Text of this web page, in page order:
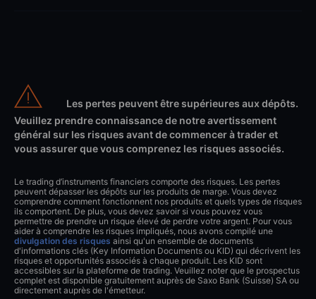
Les pertes peuvent être supérieures aux dépôts.
Veuillez prendre connaissance de notre avertissement
général sur les risques avant de commencer à trader et
vous assurer que vous comprenez les risques associés.
Le trading d’instruments financiers comporte des risques. Les pertes
peuvent dépasser les dépôts sur les produits de marge. Vous devez
comprendre comment fonctionnent nos produits et quels types de risques
ils comportent. De plus, vous devez savoir si vous pouvez vous
permettre de prendre un risque élevé de perdre votre argent. Pour vous
aider à comprendre les risques impliqués, nous avons compilé une
divulgation des risques ainsi qu'un ensemble de documents
d'informations clés (Key Information Documents ou KID) qui décrivent les
risques et opportunités associés à chaque produit. Les KID sont
accessibles sur la plateforme de trading. Veuillez noter que le prospectus
complet est disponible gratuitement auprès de Saxo Bank (Suisse) SA ou
directement auprès de l'émetteur.